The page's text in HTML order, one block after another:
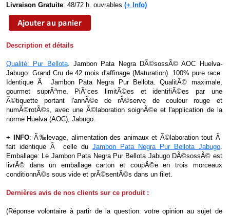
Livraison Gratuite: 48/72 h. ouvrables (+ Info)
Description et détails
Qualité: Pur Bellota. Jambon Pata Negra DÃ©sossÃ© AOC Huelva-
Jabugo. Grand Cru de 42 mois d'affinage (Maturation). 100% pure race.
Identique Ã Jambon Pata Negra Pur Bellota. QualitÃ© maximale,
gourmet suprÃªme. PiÃ¨ces limitÃ©es et identifiÃ©es par une
Ã©tiquette portant l'annÃ©e de rÃ©serve de couleur rouge et
numÃ©rotÃ©s, avec une Ã©laboration soignÃ©e et l'application de la
norme Huelva (AOC), Jabugo.
+ INFO: Ã‰levage, alimentation des animaux et Ã©laboration tout Ã
fait identique Ã celle du Jambon Pata Negra Pur Bellota Jabugo.
Emballage: Le Jambon Pata Negra Pur Bellota Jabugo DÃ©sossÃ© est
livrÃ© dans un emballage carton et coupÃ©e en trois morceaux
conditionnÃ©s sous vide et prÃ©sentÃ©s dans un filet.
Dernières avis de nos clients sur ce produit :
(Réponse volontaire à partir de la question: votre opinion au sujet de